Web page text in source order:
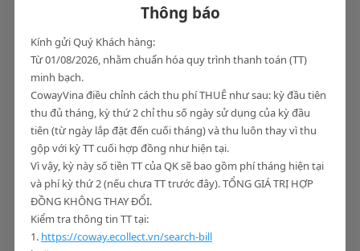
Chế độ Auto & Silent:Ở chế độ tự động, máy sẽ tự điều
chỉnh tốc độ quạt dựa trên mức độ ô nhiễm. Khi vào ban
đêm, chế độ Silent giúp máy vận hành cực kỳ êm ái, đảm
bảo giấc ngủ sâu cho cả những người nhạy cảm nhất với
tiếng ồn.
Dịch vụ Heart Service – Sự khác biệt từ sự tử
Tại Coway Vina, chúng tôi không chỉ bán một sản phẩm,
chúng tôi cung cấp một cam kết về sức khỏe bền vững. Đó là
lý do mô hìnhDịch vụ từ TRÁI TIM (Heart Service)
Khi sở hữu AP-1019C, định kỳ mỗi 3 tháng, đội ngũ chuyên gia
nữCody (Coway Lady)sẽ đến tận nhà để thực hiện chu trình
Thông báo
Kính gửi Quý Khách hàng:
Từ 01/08/2026, nhằm chuẩn hóa quy trình thanh toán (TT)
minh bạch.
CowayVina điều chỉnh cách thu phí THUÊ như sau: kỳ đầu tiên
thu đủ tháng, kỳ thứ 2 chỉ thu số ngày sử dụng của kỳ đầu
tiên (từ ngày lắp đặt đến cuối tháng) và thu luôn thay vì thu
gộp với kỳ TT cuối hợp đồng như hiện tại.
Vì vậy, kỳ này số tiền TT của QK sẽ bao gồm phí tháng hiện tại
và phí kỳ thứ 2 (nếu chưa TT trước đây). TỔNG GIÁ TRỊ HỢP
ĐỒNG KHÔNG THAY ĐỔI.
Kiểm tra thông tin TT tại:
1. https://coway.ecollect.vn/search-bill